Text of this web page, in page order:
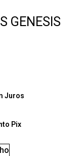
GENESIS
Juros
Pix